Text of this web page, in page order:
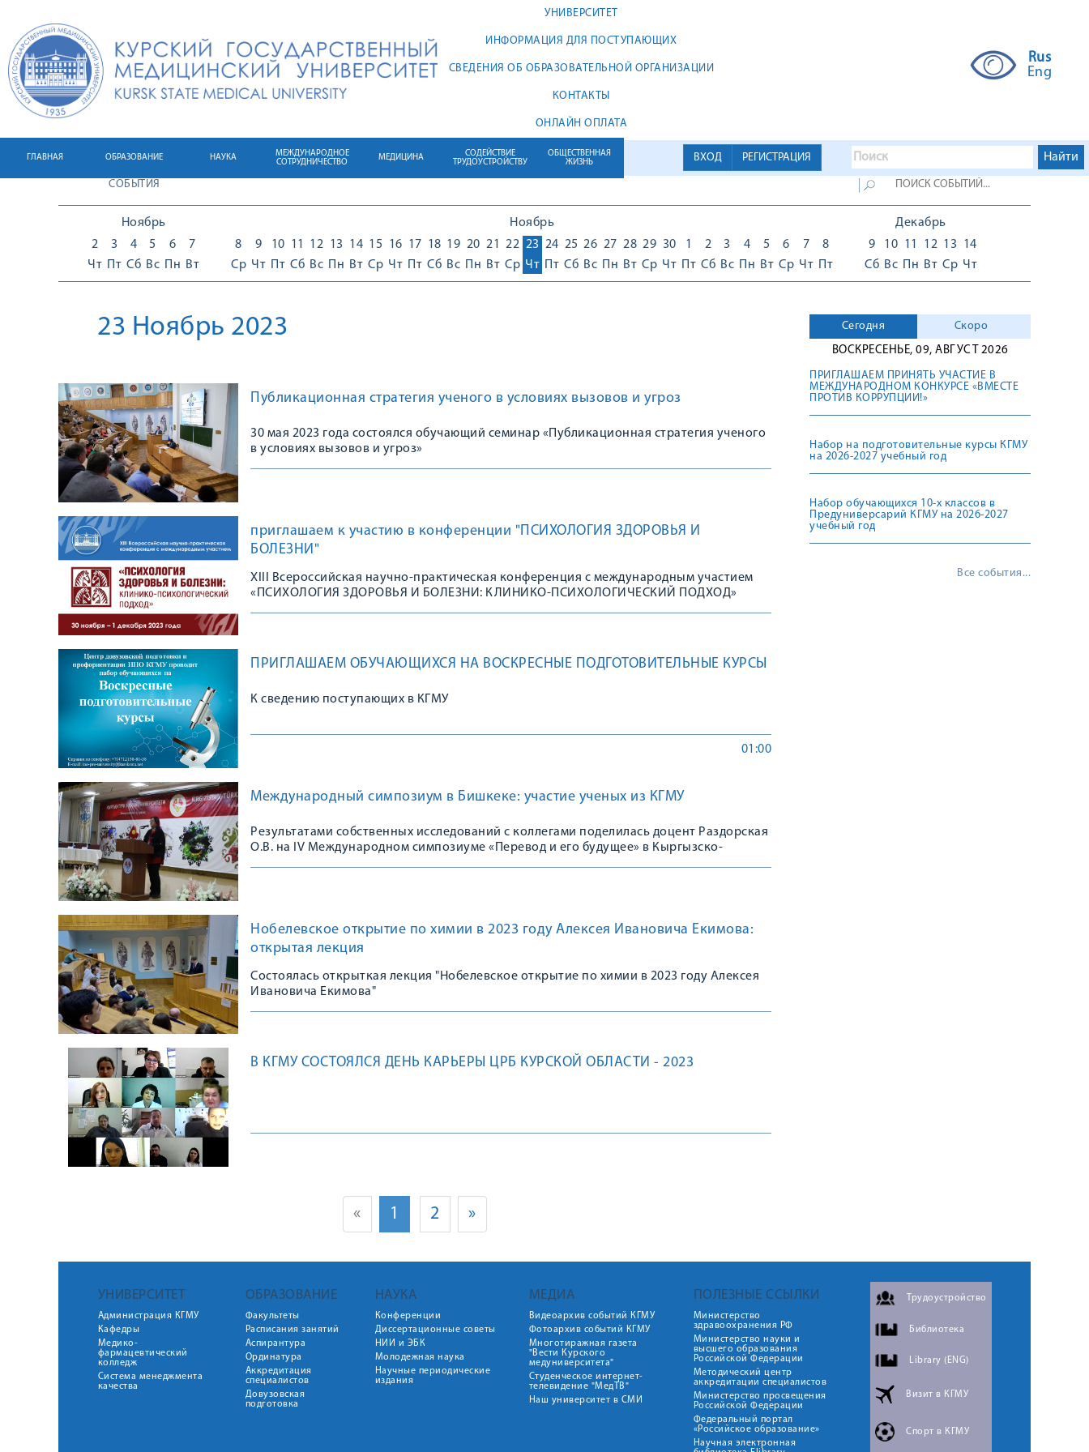
УНИВЕРСИТЕТ
ИНФОРМАЦИЯ ДЛЯ ПОСТУПАЮЩИХ
СВЕДЕНИЯ ОБ ОБРАЗОВАТЕЛЬНОЙ ОРГАНИЗАЦИИ
КОНТАКТЫ
ОНЛАЙН ОПЛАТА
Rus
Eng
ВХОД РЕГИСТРАЦИЯ
ГЛАВНАЯ ОБРАЗОВАНИЕ НАУКА
МЕЖДУНАРОДНОЕ
СОТРУДНИЧЕСТВО
МЕДИЦИНА
СОДЕЙСТВИЕ
ТРУДОУСТРОЙСТВУ
ОБЩЕСТВЕННАЯ
ЖИЗНЬ
СОБЫТИЯ
Ноябрь
2
Чт
3
Пт
4
Сб
5
Вс
6
Пн
7
Вт
Ноябрь
8
Ср
9
Чт
10
Пт
11
Сб
12
Вс
13
Пн
14
Вт
15
Ср
16
Чт
17
Пт
18
Сб
19
Вс
20
Пн
21
Вт
22
Ср
23
Чт
24
Пт
25
Сб
26
Вс
27
Пн
28
Вт
29
Ср
30
Чт
1
Пт
2
Сб
3
Вс
4
Пн
5
Вт
6
Ср
7
Чт
8
Пт
Декабрь
9
Сб
10
Вс
11
Пн
12
Вт
13
Ср
14
Чт
23 Ноябрь 2023
Публикационная стратегия ученого в условиях вызовов и угроз
30 мая 2023 года состоялся обучающий семинар «Публикационная стратегия ученого
в условиях вызовов и угроз»
приглашаем к участию в конференции "ПСИХОЛОГИЯ ЗДОРОВЬЯ И
БОЛЕЗНИ"
XIII Всероссийская научно-практическая конференция с международным участием
«ПСИХОЛОГИЯ ЗДОРОВЬЯ И БОЛЕЗНИ: КЛИНИКО-ПСИХОЛОГИЧЕСКИЙ ПОДХОД»
ПРИГЛАШАЕМ ОБУЧАЮЩИХСЯ НА ВОСКРЕСНЫЕ ПОДГОТОВИТЕЛЬНЫЕ КУРСЫ
К сведению поступающих в КГМУ
01:00
Международный симпозиум в Бишкеке: участие ученых из КГМУ
Результатами собственных исследований с коллегами поделилась доцент Раздорская
О.В. на IV Международном симпозиуме «Перевод и его будущее» в Кыргызско-
Нобелевское открытие по химии в 2023 году Алексея Ивановича Екимова:
открытая лекция
Состоялась открыткая лекция "Нобелевское открытие по химии в 2023 году Алексея
Ивановича Екимова"
В КГМУ СОСТОЯЛСЯ ДЕНЬ КАРЬЕРЫ ЦРБ КУРСКОЙ ОБЛАСТИ - 2023
« 1 2 »
Сегодня
Скоро
ВОСКРЕСЕНЬЕ, 09, АВГУСТ 2026
ПРИГЛАШАЕМ ПРИНЯТЬ УЧАСТИЕ В
МЕЖДУНАРОДНОМ КОНКУРСЕ «ВМЕСТЕ
ПРОТИВ КОРРУПЦИИ!»
Набор на подготовительные курсы КГМУ
на 2026-2027 учебный год
Набор обучающихся 10-х классов в
Предуниверсарий КГМУ на 2026-2027
учебный год
Все события...
УНИВЕРСИТЕТ
Администрация КГМУ
Кафедры
Медико-
фармацевтический
колледж
Система менеджмента
качества
ОБРАЗОВАНИЕ
Факультеты
Расписания занятий
Аспирантура
Ординатура
Аккредитация
специалистов
Довузовская
подготовка
НАУКА
Конференции
Диссертационные советы
НИИ и ЭБК
Молодежная наука
Научные периодические
издания
МЕДИА
Видеоархив событий КГМУ
Фотоархив событий КГМУ
Многотиражная газета
"Вести Курского
медуниверситета"
Студенческое интернет-
телевидение "МедТВ"
Наш университет в СМИ
ПОЛЕЗНЫЕ ССЫЛКИ
Министерство
здравоохранения РФ
Министерство науки и
высшего образования
Российской Федерации
Методический центр
аккредитации специалистов
Министерство просвещения
Российской Федерации
Федеральный портал
«Российское образование»
Научная электронная
Трудоустройство
Библиотека
Library (ENG)
Визит в КГМУ
Спорт в КГМУ